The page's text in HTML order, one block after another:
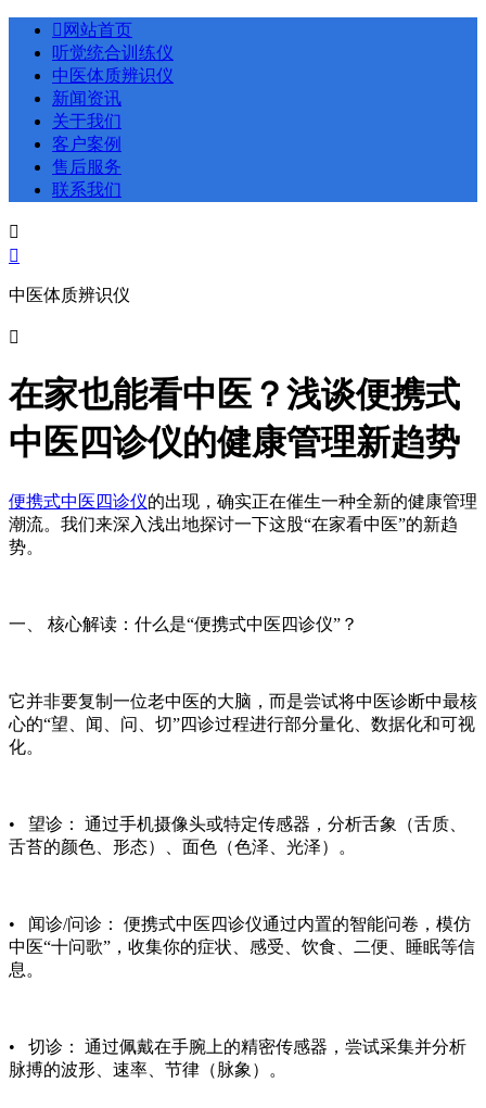
 网站首页
听觉统合训练仪
中医体质辨识仪
新闻资讯
关于我们
客户案例
售后服务
联系我们


中医体质辨识仪

在家也能看中医？浅谈便携式
中医四诊仪的健康管理新趋势
便携式中医四诊仪的出现，确实正在催生一种全新的健康管理
潮流。我们来深入浅出地探讨一下这股“在家看中医”的新趋
势。
一、 核心解读：什么是“便携式中医四诊仪”？
它并非要复制一位老中医的大脑，而是尝试将中医诊断中最核
心的“望、闻、问、切”四诊过程进行部分量化、数据化和可视
化。
• 望诊： 通过手机摄像头或特定传感器，分析舌象（舌质、
舌苔的颜色、形态）、面色（色泽、光泽）。
• 闻诊/问诊： 便携式中医四诊仪通过内置的智能问卷，模仿
中医“十问歌”，收集你的症状、感受、饮食、二便、睡眠等信
息。
• 切诊： 通过佩戴在手腕上的精密传感器，尝试采集并分析
脉搏的波形、速率、节律（脉象）。